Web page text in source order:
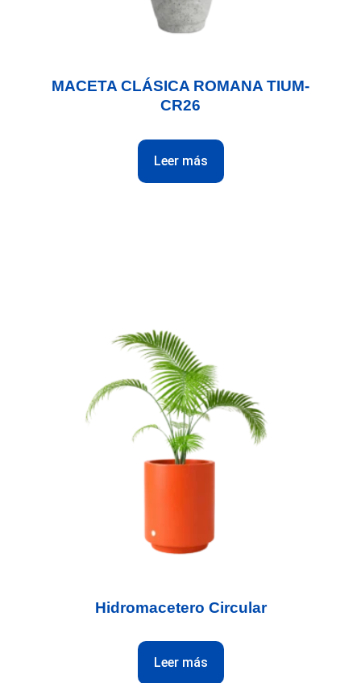
MACETA CLÁSICA ROMANA TIUM-
CR26
Leer más
Hidromacetero Circular
Leer más